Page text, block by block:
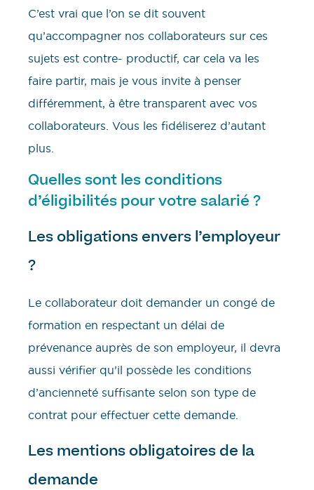
C’est vrai que l’on se dit souvent
qu’accompagner nos collaborateurs sur ces
sujets est contre- productif, car cela va les
faire partir, mais je vous invite à penser
différemment, à être transparent avec vos
collaborateurs. Vous les fidéliserez d’autant
plus.
Quelles sont les conditions
d’éligibilités pour votre salarié ?
Les obligations envers l’employeur
?
Le collaborateur doit demander un congé de
formation en respectant un délai de
prévenance auprès de son employeur, il devra
aussi vérifier qu’il possède les conditions
d’ancienneté suffisante selon son type de
contrat pour effectuer cette demande.
Les mentions obligatoires de la
demande